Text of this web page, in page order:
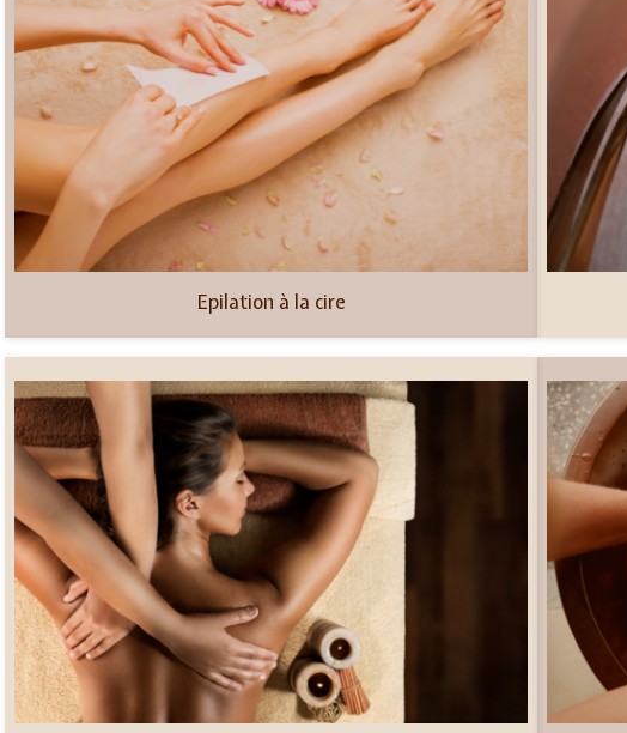
Epilation à la cire